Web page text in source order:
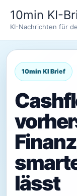
Inhalt
springen
10min KI-
KI-Nachrichten für
lässt